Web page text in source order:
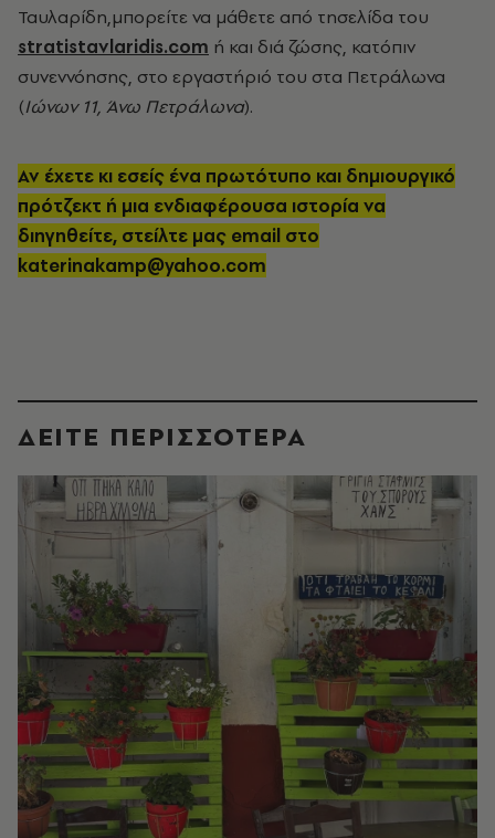
Ταυλαρίδη,μπορείτε να μάθετε από τησελίδα του
stratistavlaridis.com ή και διά ζώσης, κατόπιν
συνεννόησης, στο εργαστήριό του στα Πετράλωνα
(Ιώνων 11, Άνω Πετράλωνα).
Αν έχετε κι εσείς ένα πρωτότυπο και δημιουργικό
πρότζεκτ ή μια ενδιαφέρουσα ιστορία να
διηγηθείτε, στείλτε μας email στο
katerinakamp@yahoo.com
ΔΕΙΤΕ ΠΕΡΙΣΣΟΤΕΡΑ